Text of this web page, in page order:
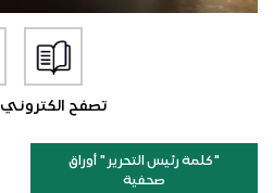
تصفح الكتروني
"كلمة رئيس التحرير " أوراق
صحفية